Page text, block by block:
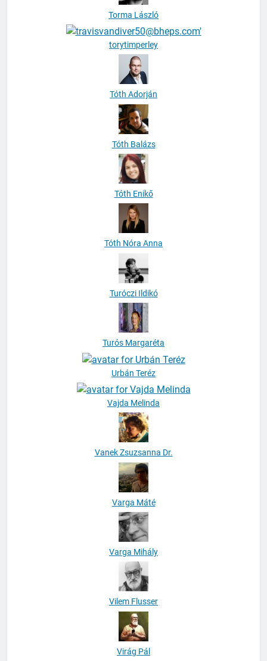
Torma László
torytimperley
Tóth Adorján
Tóth Balázs
Tóth Enikő
Tóth Nóra Anna
Turóczi Ildikó
Turós Margaréta
Urbán Teréz
Vajda Melinda
Vanek Zsuzsanna Dr.
Varga Máté
Varga Mihály
Vilem Flusser
Virág Pál